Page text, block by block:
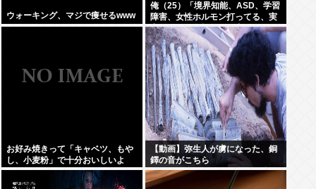
ウォーキング、マジで痩せるwww
俺（25）「境界知能、ASD、学習
障害、女性ホルモン打ってる、実
家が細い、父親がアル中」⇦こいつ
が何歳でジサツするか予想しよう
ぜWW
お好み焼きって「キャベツ、もや
し、小麦粉」で十分おいしいよ
ね？
【動画】弥生人が虜になった、銅
鐸の音がこちら